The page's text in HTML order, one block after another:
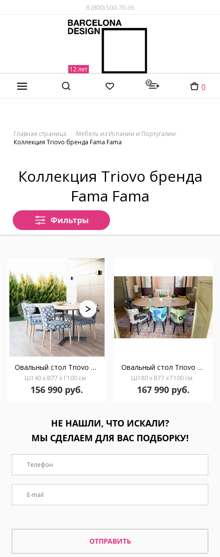
8 (800) 500-70-36
0 0
Главная страница
Мебель из Испании и Португалии
Коллекция Triovo бренда Fama Fama
Коллекция Triovo бренда
Fama Fama
Фильтры
Овальный стол Triovo 140 x 100 см, 2 базы высотой 77
Ш140 x В77 x Г100 см
156 990 руб.
Овальный стол Triovo 180 x 100 Set 2 базы, высота 77
Ш180 x В77 x Г100 см
167 990 руб.
НЕ НАШЛИ, ЧТО ИСКАЛИ?
МЫ СДЕЛАЕМ ДЛЯ ВАС ПОДБОРКУ!
ОТПРАВИТЬ